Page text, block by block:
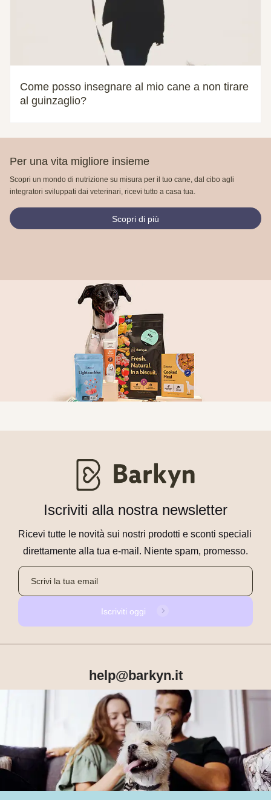
Come posso insegnare al mio cane a non tirare
al guinzaglio?
Per una vita migliore insieme
Scopri un mondo di nutrizione su misura per il tuo cane, dal cibo agli
integratori sviluppati dai veterinari, ricevi tutto a casa tua.
Scopri di più
Iscriviti alla nostra newsletter
Ricevi tutte le novità sui nostri prodotti e sconti speciali
direttamente alla tua e-mail. Niente spam, promesso.
Iscriviti oggi
help@barkyn.it
Prodotti